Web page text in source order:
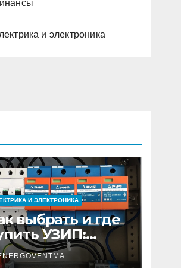
и электроника
И ЭЛЕКТРОНИКА
выбрать и где
УЗИП:
защиты